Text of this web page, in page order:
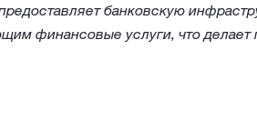
банковскую
финансовые услуги, что делает